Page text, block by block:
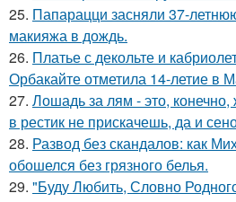
25. Папарацци засняли 37-
макияжа в дождь.
26. Платье с декольте и
Орбакайте отметила 14-летие в
27. Лошадь за лям - это, конечно,
в рестик не прискачешь, да и
28. Развод без скандалов: как
обошелся без грязного белья.
29. "Буду Любить, Словно